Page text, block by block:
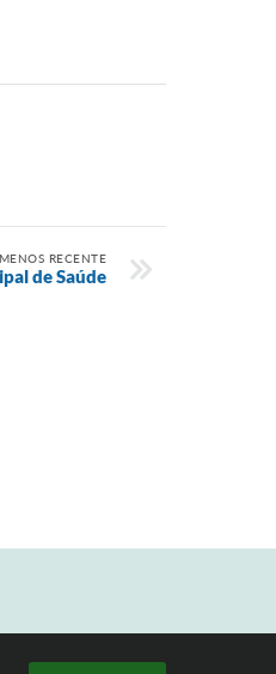
RECENTE
de Saúde